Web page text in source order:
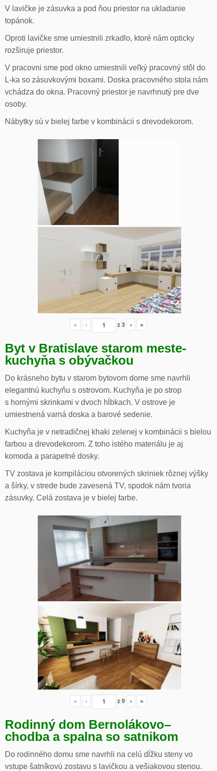
V lavičke je zásuvka a pod ňou priestor na ukladanie
topánok.
Oproti lavičke sme umiestnili zrkadlo, ktoré nám opticky
rozširuje priestor.
V pracovni sme pod okno umiestnili veľký pracovný stôl do
L-ka so zásuvkovými boxami. Doska pracovného stola nám
vchádza do okna. Pracovný priestor je navrhnutý pre dve
osoby.
Nábytky sú v bielej farbe v kombinácii s drevodekorom.
« ‹ z3 › »
Byt v Bratislave starom meste-
kuchyňa s obývačkou
Do krásneho bytu v starom bytovom dome sme navrhli
elegantnú kuchyňu s ostrovom. Kuchyňa je po strop
s hornými skrinkami v dvoch hĺbkach. V ostrove je
umiestnená varná doska a barové sedenie.
Kuchyňa je v netradičnej khaki zelenej v kombinácii s bielou
farbou a drevodekorom. Z toho istého materiálu je aj
komoda a parapetné dosky.
TV zostava je kompiláciou otvorených skriniek rôznej výšky
a šírky, v strede bude zavesená TV, spodok nám tvoria
zásuvky. Celá zostava je v bielej farbe.
« ‹ z9 › »
Rodinný dom Bernolákovo–
chodba a spalna so satnikom
Do rodinného domu sme navrhli na celú dĺžku steny vo
vstupe šatníkovú zostavu s lavičkou a vešiakovou stenou.